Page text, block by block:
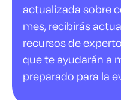
actualizada sobre
mes, recibirás
recursos de
que te ayudarán a
preparado para la